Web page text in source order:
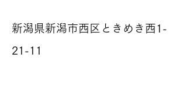
新潟県新潟市西区ときめき西1-
21-11